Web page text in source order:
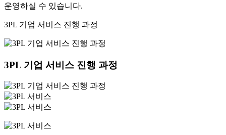
운영하실 수 있습니다.
3PL 기업 서비스 진행 과정
3PL 기업 서비스 진행 과정